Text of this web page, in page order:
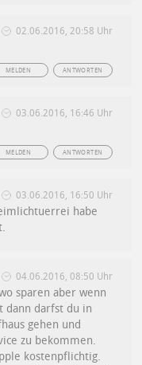
02.06.2016, 20:58 Uhr
ANTWORTEN
MELDEN
03.06.2016, 16:46 Uhr
ANTWORTEN
MELDEN
03.06.2016, 16:50 Uhr
habe
04.06.2016, 08:50 Uhr
sparen aber wenn
dann darfst du in
gehen und
zu bekommen.
kostenpflichtig.